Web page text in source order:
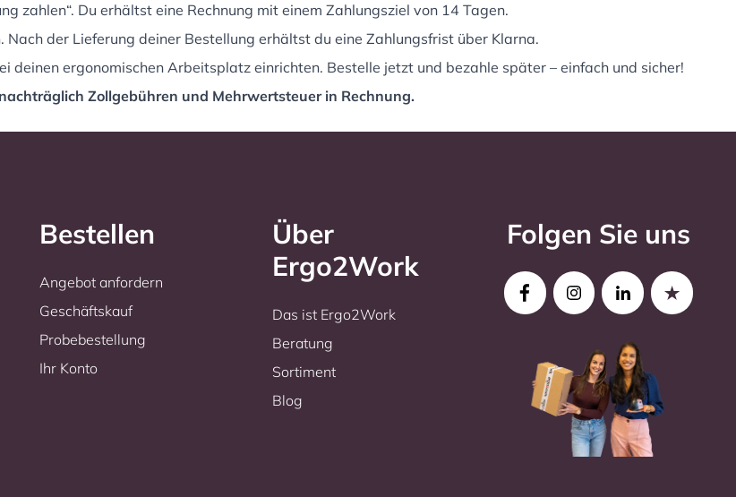
zahlen“. Du erhältst eine Rechnung mit einem Zahlungsziel von 14 Tagen.
der Lieferung deiner Bestellung erhältst du eine Zahlungsfrist über Klarna.
deinen ergonomischen Arbeitsplatz einrichten. Bestelle jetzt und bezahle später – einfach und sicher!
Zollgebühren und Mehrwertsteuer in Rechnung.
Bestellen
Angebot anfordern
Geschäftskauf
Probebestellung
Ihr Konto
Über
Ergo2Work
Das ist Ergo2Work
Beratung
Sortiment
Blog
Folgen Sie uns